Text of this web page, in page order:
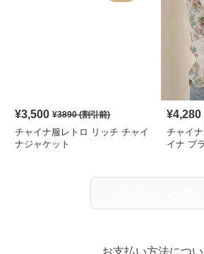
¥3,500 ¥3890(割引前)
チャイナ服レトロ リッチ チャイ
ナジャケット
¥4,280
チャイ
イナ ブ
お支払い方法につ